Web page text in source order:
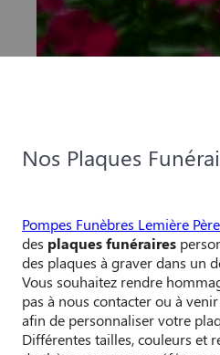
Nos Plaques
Pompes Funèbres Lemière
des plaques funéraires
des plaques à graver dans un
Vous souhaitez rendre
pas à nous contacter ou à
afin de personnaliser votre
Différentes tailles, couleurs et